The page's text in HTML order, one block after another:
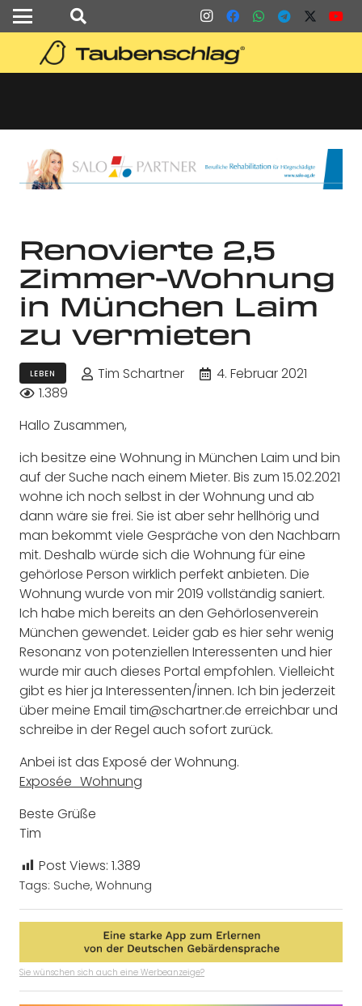
Renovierte 2,5
Zimmer-Wohnung
in München Laim
zu vermieten
LEBEN Tim Schartner
4. Februar 2021
1.389
Hallo Zusammen,
ich besitze eine Wohnung in München Laim und bin
auf der Suche nach einem Mieter. Bis zum 15.02.2021
wohne ich noch selbst in der Wohnung und ab
dann wäre sie frei. Sie ist aber sehr hellhörig und
man bekommt viele Gespräche von den Nachbarn
mit. Deshalb würde sich die Wohnung für eine
gehörlose Person wirklich perfekt anbieten. Die
Wohnung wurde von mir 2019 vollständig saniert.
Ich habe mich bereits an den Gehörlosenverein
München gewendet. Leider gab es hier sehr wenig
Resonanz von potenziellen Interessenten und hier
wurde mir auch dieses Portal empfohlen. Vielleicht
gibt es hier ja Interessenten/innen. Ich bin jederzeit
über meine Email tim@schartner.de erreichbar und
schreibe in der Regel auch sofort zurück.
Anbei ist das Exposé der Wohnung.
Exposée_Wohnung
Beste Grüße
Tim
Post Views: 1.389
Tags: Suche, Wohnung
Sie wünschen sich auch eine Werbeanzeige?